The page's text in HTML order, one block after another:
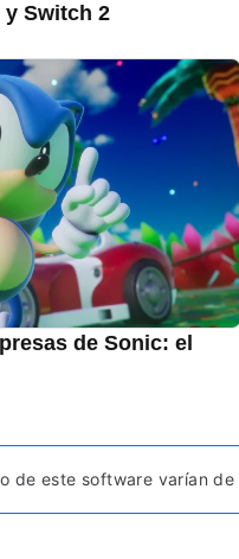
y Switch 2
de Sonic: el
de este software varían